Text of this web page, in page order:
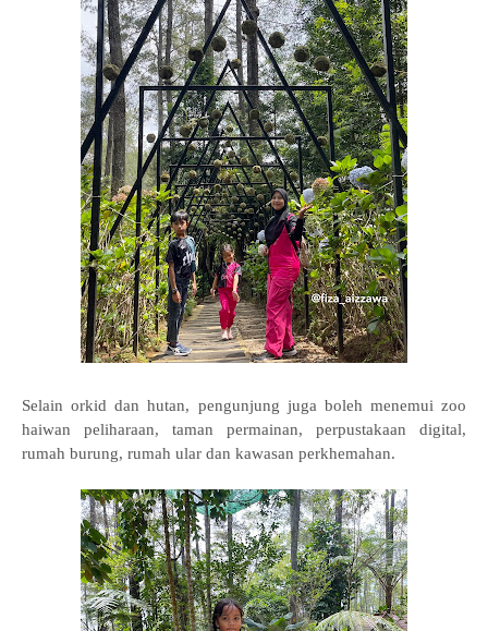
Selain orkid dan hutan, pengunjung juga boleh menemui zoo
haiwan peliharaan, taman permainan, perpustakaan digital,
rumah burung, rumah ular dan kawasan perkhemahan.